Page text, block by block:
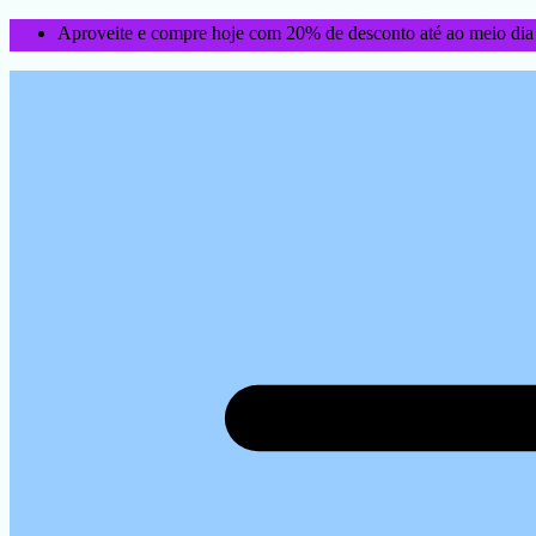
Aproveite e compre hoje com 20% de desconto até ao meio